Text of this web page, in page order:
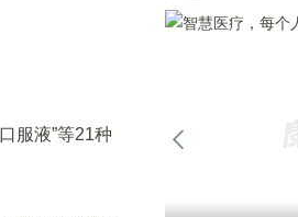
服液”等21种